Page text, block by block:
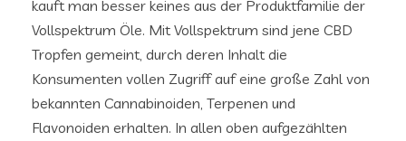
kauft man besser keines aus der Produktfamilie der
Vollspektrum Öle. Mit Vollspektrum sind jene CBD
Tropfen gemeint, durch deren Inhalt die
Konsumenten vollen Zugriff auf eine große Zahl von
bekannten Cannabinoiden, Terpenen und
Flavonoiden erhalten. In allen oben aufgezählten